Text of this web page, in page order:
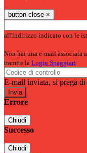
button close ×
all'indirizzo indicato con le
Non hai una e-mail associata
tramite la Login Spaggiari
E-mail inviata, si prega
Errore
Chiudi
Successo
Chiudi